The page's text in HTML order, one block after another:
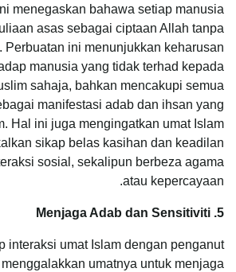
menegaskan bahawa setiap manusia
asas sebagai ciptaan Allah tanpa
Perbuatan ini menunjukkan keharusan
manusia yang tidak terhad kepada
sahaja, bahkan mencakupi semua
manifestasi adab dan ihsan yang
Hal ini juga mengingatkan umat Islam
sikap belas kasihan dan keadilan
sosial, sekalipun berbeza agama
atau kepercayaan.
5. Menjaga Adab dan Sensitiviti
interaksi umat Islam dengan penganut
umatnya untuk menjaga